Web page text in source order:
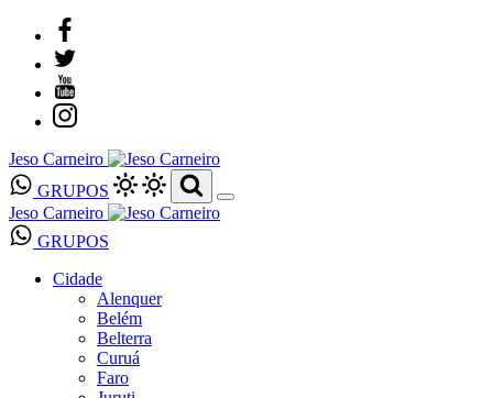
Jeso Carneiro
GRUPOS
Jeso Carneiro
GRUPOS
Cidade
Alenquer
Belém
Belterra
Curuá
Faro